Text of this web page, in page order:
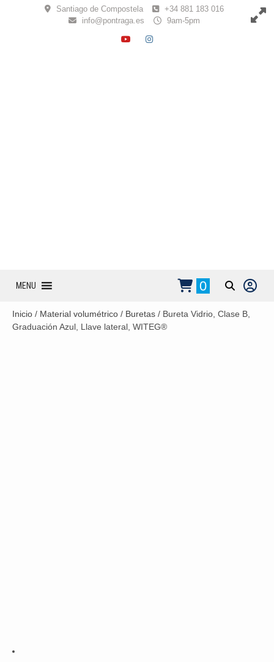
Santiago de Compostela
+34 881 183 016
info@pontraga.es
9am-5pm
YOUTUBE
INSTAGRAM
MENU 0
Inicio / Material volumétrico / Buretas / Bureta Vidrio, Clase B,
Graduación Azul, Llave lateral, WITEG®